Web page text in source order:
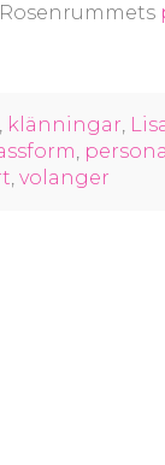
klänningar
volanger